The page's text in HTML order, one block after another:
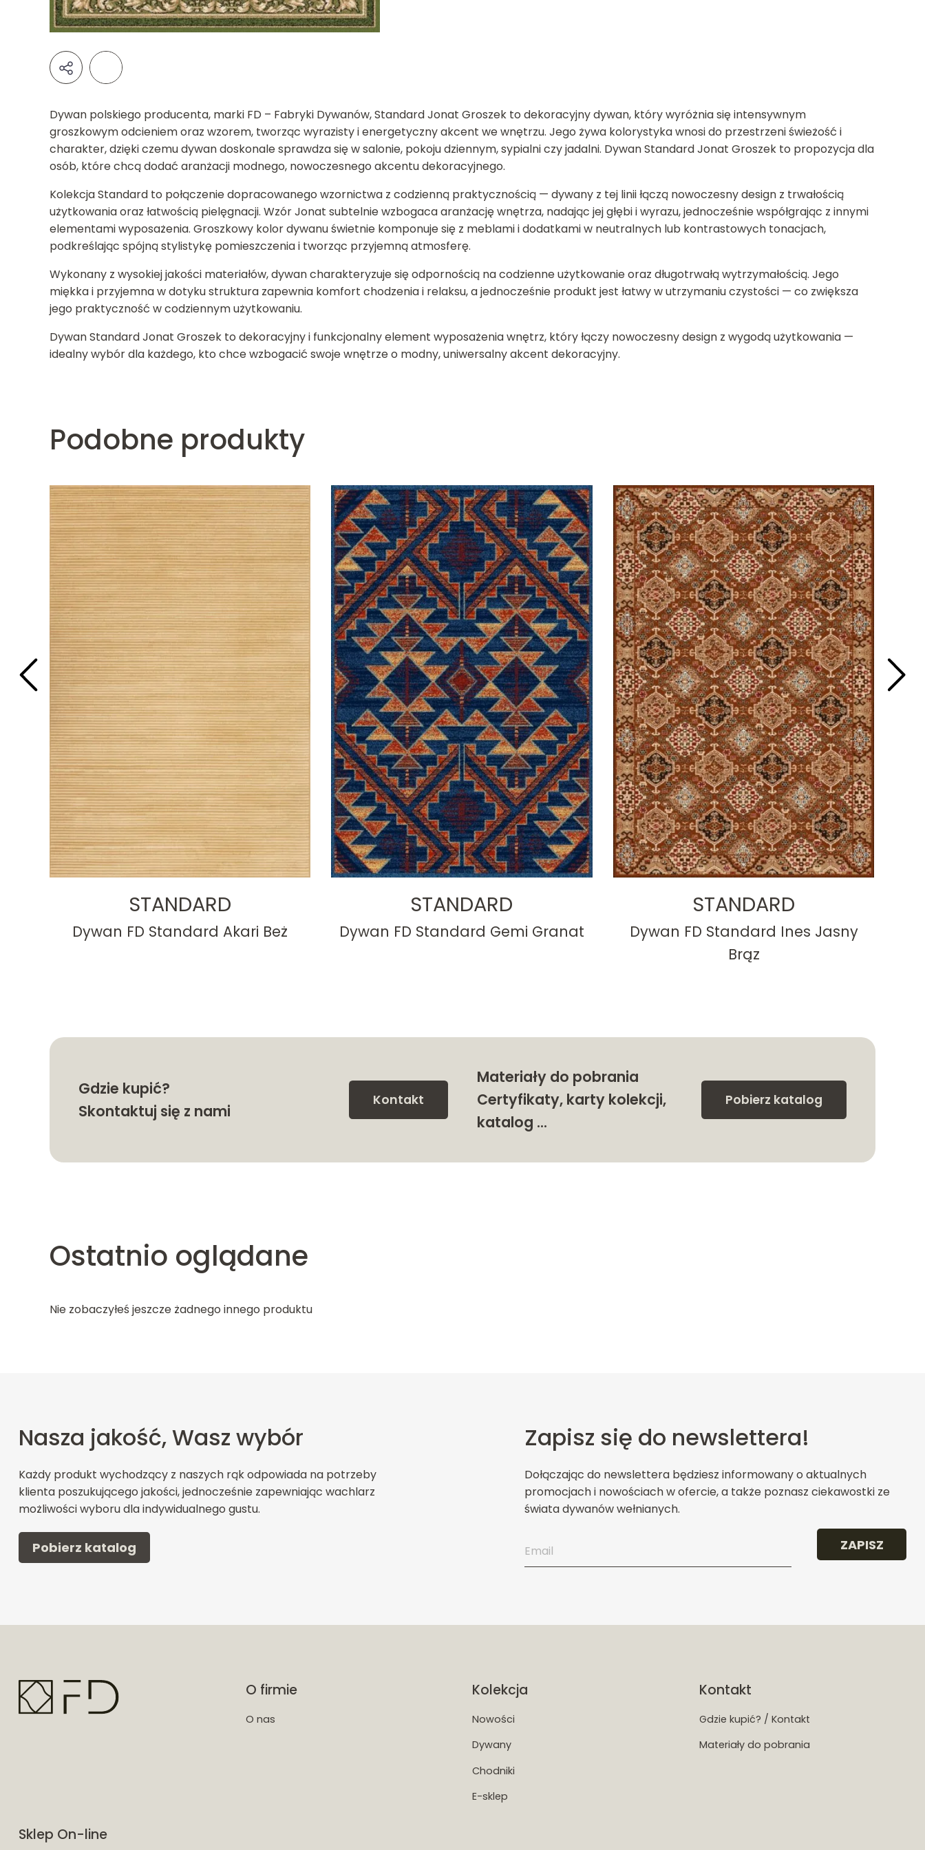
Dywan polskiego producenta, marki FD – Fabryki Dywanów, Standard Jonat Groszek to dekoracyjny dywan, który wyróżnia się intensywnym
groszkowym odcieniem oraz wzorem, tworząc wyrazisty i energetyczny akcent we wnętrzu. Jego żywa kolorystyka wnosi do przestrzeni świeżość i
charakter, dzięki czemu dywan doskonale sprawdza się w salonie, pokoju dziennym, sypialni czy jadalni. Dywan Standard Jonat Groszek to propozycja dla
osób, które chcą dodać aranżacji modnego, nowoczesnego akcentu dekoracyjnego.
Kolekcja Standard to połączenie dopracowanego wzornictwa z codzienną praktycznością — dywany z tej linii łączą nowoczesny design z trwałością
użytkowania oraz łatwością pielęgnacji. Wzór Jonat subtelnie wzbogaca aranżację wnętrza, nadając jej głębi i wyrazu, jednocześnie współgrając z innymi
elementami wyposażenia. Groszkowy kolor dywanu świetnie komponuje się z meblami i dodatkami w neutralnych lub kontrastowych tonacjach,
podkreślając spójną stylistykę pomieszczenia i tworząc przyjemną atmosferę.
Wykonany z wysokiej jakości materiałów, dywan charakteryzuje się odpornością na codzienne użytkowanie oraz długotrwałą wytrzymałością. Jego
miękka i przyjemna w dotyku struktura zapewnia komfort chodzenia i relaksu, a jednocześnie produkt jest łatwy w utrzymaniu czystości — co zwiększa
jego praktyczność w codziennym użytkowaniu.
Dywan Standard Jonat Groszek to dekoracyjny i funkcjonalny element wyposażenia wnętrz, który łączy nowoczesny design z wygodą użytkowania —
idealny wybór dla każdego, kto chce wzbogacić swoje wnętrze o modny, uniwersalny akcent dekoracyjny.
Podobne produkty
STANDARD
Dywan FD Standard Akari Beż
STANDARD
Dywan FD Standard Gemi Granat
STANDARD
Dywan FD Standard Ines Jasny
Brąz
Gdzie kupić?
Skontaktuj się z nami
Kontakt
Materiały do pobrania
Certyfikaty, karty kolekcji,
katalog …
Pobierz katalog
Ostatnio oglądane
Nie zobaczyłeś jeszcze żadnego innego produktu
Nasza jakość, Wasz wybór
Każdy produkt wychodzący z naszych rąk odpowiada na potrzeby
klienta poszukującego jakości, jednocześnie zapewniając wachlarz
możliwości wyboru dla indywidualnego gustu.
Pobierz katalog
Zapisz się do newslettera!
Dołączając do newslettera będziesz informowany o aktualnych
promocjach i nowościach w ofercie, a także poznasz ciekawostki ze
świata dywanów wełnianych.
ZAPISZ
O firmie
O nas
Kolekcja
Nowości
Dywany
Chodniki
E-sklep
Kontakt
Gdzie kupić? / Kontakt
Materiały do pobrania
Sklep On-line